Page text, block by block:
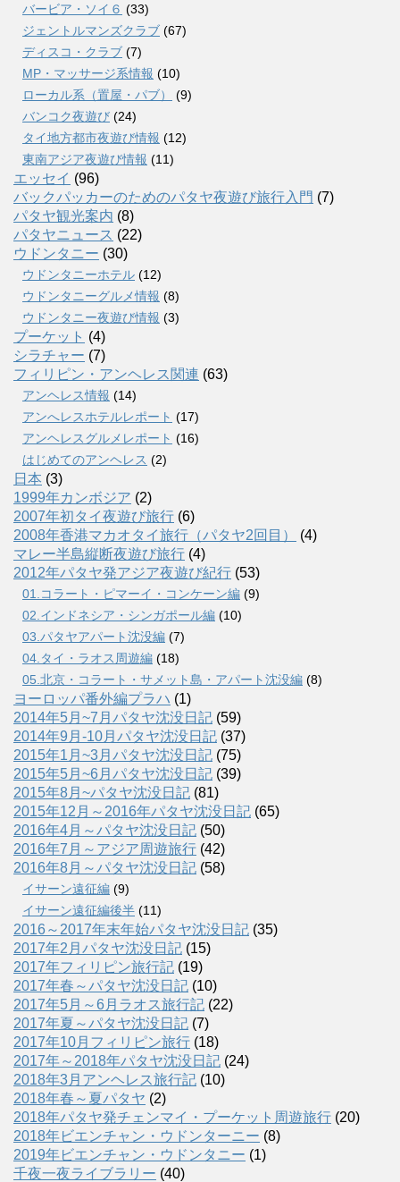
バービア・ソイ６ (33)
ジェントルマンズクラブ (67)
ディスコ・クラブ (7)
MP・マッサージ系情報 (10)
ローカル系（置屋・パブ）
(9)
バンコク夜遊び (24)
タイ地方都市夜遊び情報 (12)
東南アジア夜遊び情報 (11)
エッセイ (96)
バックパッカーのためのパタヤ夜遊び旅行入門 (7)
パタヤ観光案内 (8)
パタヤニュース (22)
ウドンタニー (30)
ウドンタニーホテル (12)
ウドンタニーグルメ情報 (8)
ウドンタニー夜遊び情報 (3)
プーケット (4)
シラチャー (7)
フィリピン・アンヘレス関連 (63)
アンヘレス情報 (14)
アンへレスホテルレポート (17)
アンヘレスグルメレポート (16)
はじめてのアンヘレス (2)
日本 (3)
1999年カンボジア (2)
2007年初タイ夜遊び旅行 (6)
2008年香港マカオタイ旅行（パタヤ2回目）
(4)
マレー半島縦断夜遊び旅行 (4)
2012年パタヤ発アジア夜遊び紀行 (53)
01.コラート・ピマーイ・コンケーン編 (9)
02.インドネシア・シンガポール編 (10)
03.パタヤアパート沈没編 (7)
04.タイ・ラオス周遊編 (18)
05.北京・コラート・サメット島・アパート沈没編 (8)
ヨーロッパ番外編プラハ (1)
2014年5月~7月パタヤ沈没日記 (59)
2014年9月-10月パタヤ沈没日記 (37)
2015年1月~3月パタヤ沈没日記 (75)
2015年5月~6月パタヤ沈没日記 (39)
2015年8月~パタヤ沈没日記 (81)
2015年12月～2016年パタヤ沈没日記 (65)
2016年4月～パタヤ沈没日記 (50)
2016年7月～アジア周遊旅行 (42)
2016年8月～パタヤ沈没日記 (58)
イサーン遠征編 (9)
イサーン遠征編後半 (11)
2016～2017年末年始パタヤ沈没日記 (35)
2017年2月パタヤ沈没日記 (15)
2017年フィリピン旅行記 (19)
2017年春～パタヤ沈没日記 (10)
2017年5月～6月ラオス旅行記 (22)
2017年夏～パタヤ沈没日記 (7)
2017年10月フィリピン旅行 (18)
2017年～2018年パタヤ沈没日記 (24)
2018年3月アンヘレス旅行記 (10)
2018年春～夏パタヤ (2)
2018年パタヤ発チェンマイ・プーケット周遊旅行 (20)
2018年ビエンチャン・ウドンターニー (8)
2019年ビエンチャン・ウドンタニー (1)
千夜一夜ライブラリー (40)